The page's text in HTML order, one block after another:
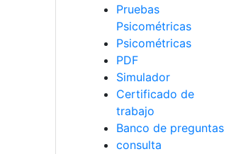
Pruebas
Psicométricas
Psicométricas
PDF
Simulador
Certificado de
trabajo
Banco de preguntas
consulta